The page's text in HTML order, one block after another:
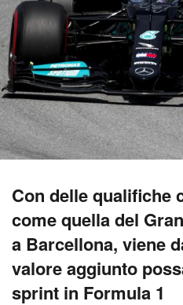
Con delle qualifiche
come quella del
a Barcellona, viene
valore aggiunto
sprint in Formula 1